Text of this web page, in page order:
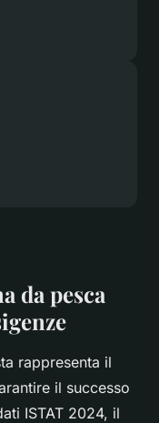
da pesca
rappresenta il
il successo
ISTAT 2024, il